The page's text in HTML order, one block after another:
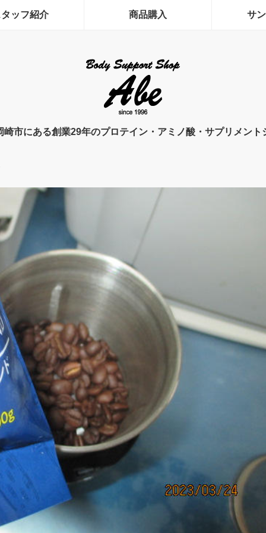
ッフ紹介 商品購入 サ
崎市にある創業29年のプロテイン・アミノ酸・サプリメント